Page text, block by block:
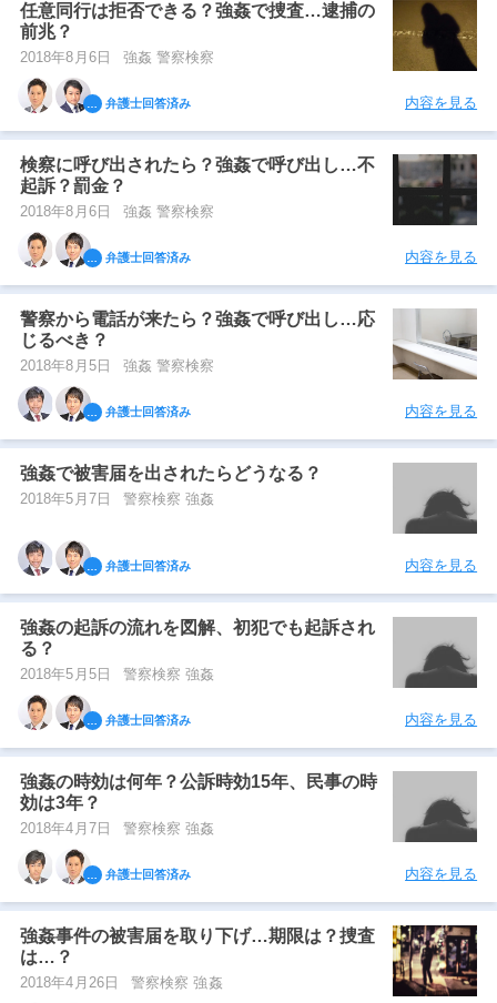
任意同行は拒否できる？強姦で捜査…逮捕の
前兆？
2018年8月6日 強姦 警察検察
弁護士回答済み 内容を見る
検察に呼び出されたら？強姦で呼び出し…不
起訴？罰金？
2018年8月6日 強姦 警察検察
弁護士回答済み 内容を見る
警察から電話が来たら？強姦で呼び出し…応
じるべき？
2018年8月5日 強姦 警察検察
弁護士回答済み 内容を見る
強姦で被害届を出されたらどうなる？
2018年5月7日 警察検察 強姦
弁護士回答済み 内容を見る
強姦の起訴の流れを図解、初犯でも起訴され
る？
2018年5月5日 警察検察 強姦
弁護士回答済み 内容を見る
強姦の時効は何年？公訴時効15年、民事の時
効は3年？
2018年4月7日 警察検察 強姦
弁護士回答済み 内容を見る
強姦事件の被害届を取り下げ…期限は？捜査
は…？
2018年4月26日 警察検察 強姦